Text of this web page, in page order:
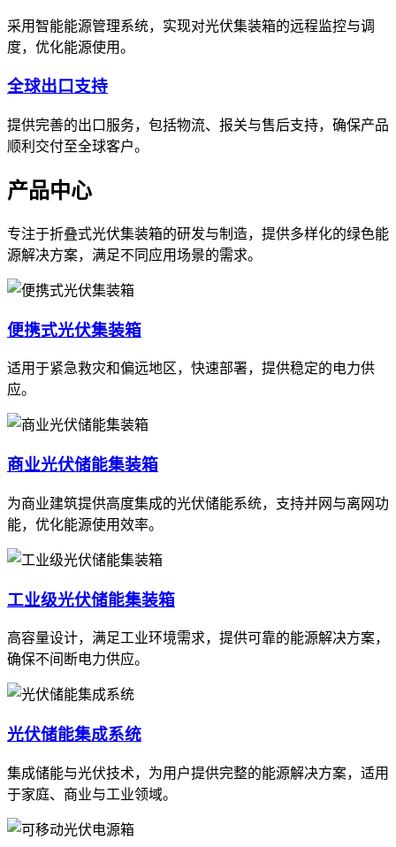
采用智能能源管理系统，实现对光伏集装箱的远程监控与调
度，优化能源使用。
全球出口支持
提供完善的出口服务，包括物流、报关与售后支持，确保产品
顺利交付至全球客户。
产品中心
专注于折叠式光伏集装箱的研发与制造，提供多样化的绿色能
源解决方案，满足不同应用场景的需求。
便携式光伏集装箱
适用于紧急救灾和偏远地区，快速部署，提供稳定的电力供
应。
商业光伏储能集装箱
为商业建筑提供高度集成的光伏储能系统，支持并网与离网功
能，优化能源使用效率。
工业级光伏储能集装箱
高容量设计，满足工业环境需求，提供可靠的能源解决方案，
确保不间断电力供应。
光伏储能集成系统
集成储能与光伏技术，为用户提供完整的能源解决方案，适用
于家庭、商业与工业领域。